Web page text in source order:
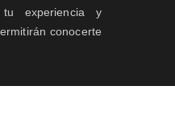
experiencia y
conocerte